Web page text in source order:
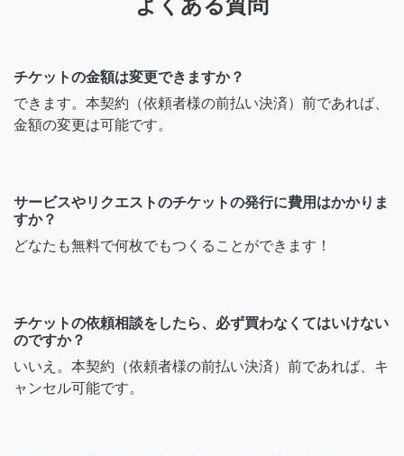
チケットの金額は変更できますか？
できます。本契約（依頼者様の前払い決済）前であれば、
金額の変更は可能です。
サービスやリクエストのチケットの発行に費用はかかりま
すか？
どなたも無料で何枚でもつくることができます！
チケットの依頼相談をしたら、必ず買わなくてはいけない
のですか？
いいえ。本契約（依頼者様の前払い決済）前であれば、キ
ャンセル可能です。